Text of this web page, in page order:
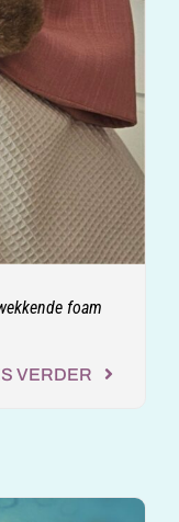
foam
VERDER